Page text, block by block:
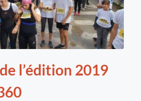
l’édition 2019